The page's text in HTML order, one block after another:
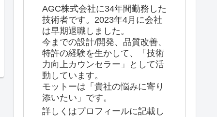
AGC株式会社に34年間勤務した
技術者です。2023年4月に会社
は早期退職しました。
今までの設計/開発、品質改善、
特許の経験を生かして、「技術
力向上カウンセラー」として活
動しています。
モットーは「貴社の悩みに寄り
添いたい」です。
詳しくはプロフィールに記載し